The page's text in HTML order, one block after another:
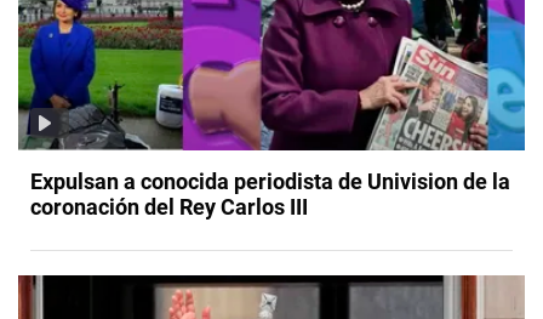
Expulsan a conocida periodista de Univision de la
coronación del Rey Carlos III